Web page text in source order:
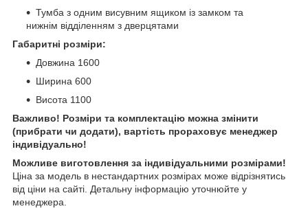
Тумба з одним висувним ящиком із замком та
нижнім відділенням з дверцятами
Габаритні розміри:
Довжина 1600
Ширина 600
Висота 1100
Важливо! Розміри та комплектацію можна змінити
(прибрати чи додати), вартість прораховує менеджер
індивідуально!
Можливе виготовлення за індивідуальними розмірами!
Ціна за модель в нестандартних розмірах може відрізнятись
від ціни на сайті. Детальну інформацію уточнюйте у
менеджера.